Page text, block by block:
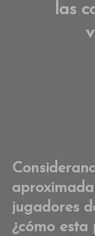
las
jugadores
¿cómo